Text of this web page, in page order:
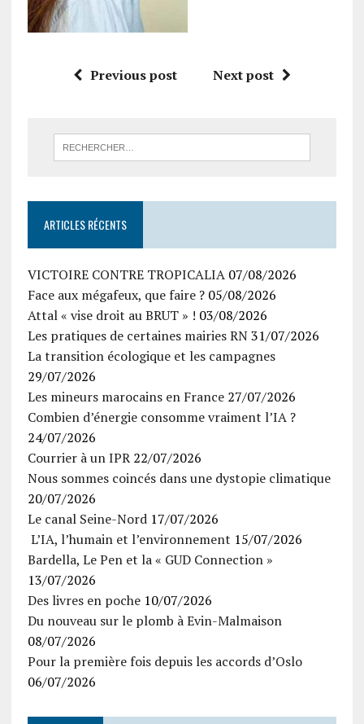
Previous post Next post
ARTICLES RÉCENTS
VICTOIRE CONTRE TROPICALIA 07/08/2026
Face aux mégafeux, que faire ? 05/08/2026
Attal « vise droit au BRUT » ! 03/08/2026
Les pratiques de certaines mairies RN 31/07/2026
La transition écologique et les campagnes
29/07/2026
Les mineurs marocains en France 27/07/2026
Combien d’énergie consomme vraiment l’IA ?
24/07/2026
Courrier à un IPR 22/07/2026
Nous sommes coincés dans une dystopie climatique
20/07/2026
Le canal Seine-Nord 17/07/2026
L’IA, l’humain et l’environnement 15/07/2026
Bardella, Le Pen et la « GUD Connection »
13/07/2026
Des livres en poche 10/07/2026
Du nouveau sur le plomb à Evin-Malmaison
08/07/2026
Pour la première fois depuis les accords d’Oslo
06/07/2026